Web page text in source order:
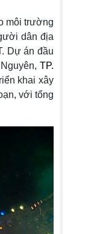
môi trường
dân địa
Dự án đầu
TP.
khai xây
với tổng